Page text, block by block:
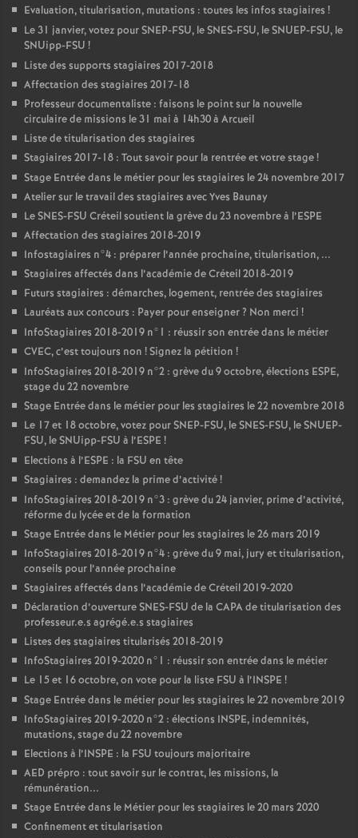
Evaluation, titularisation, mutations : toutes les infos stagiaires !
Le 31 janvier, votez pourSNEP-FSU, leSNES-FSU, leSNUEP-FSU, le
SNUipp-FSU !
Liste des supports stagiaires 2017-2018
Affectation des stagiaires 2017-18
Professeur documentaliste : faisons le point sur la nouvelle
circulaire de missions le 31 mai à 14h30 à Arcueil
Liste de titularisation des stagiaires
Stagiaires 2017-18 : Tout savoir pour la rentrée et votre stage!
Stage Entrée dans le métier pour les stagiaires le 24 novembre 2017
Atelier sur le travail des stagiaires avec Yves Baunay
LeSNES-FSU Créteil soutient la grève du 23 novembre à l’ESPE
Affectation des stagiaires 2018-2019
Infostagiaires n°4 : préparer l’année prochaine, titularisation, ...
Stagiaires affectés dans l’académie de Créteil 2018-2019
Futurs stagiaires : démarches, logement, rentrée des stagiaires
Lauréats aux concours : Payer pour enseigner? Non merci !
InfoStagiaires 2018-2019 n°1 : réussir son entrée dans le métier
CVEC, c’est toujours non ! Signez la pétition !
InfoStagiaires 2018-2019 n°2 : grève du 9 octobre, élections ESPE,
stage du 22 novembre
Stage Entrée dans le métier pour les stagiaires le 22 novembre 2018
Le 17 et 18 octobre, votez pourSNEP-FSU, leSNES-FSU, leSNUEP-
FSU, le SNUipp-FSU à l’ESPE !
Elections à l’ESPE : la FSU en tête
Stagiaires : demandez la prime d’activité!
InfoStagiaires 2018-2019 n°3 : grève du 24 janvier, prime d’activité,
réforme du lycée et de la formation
Stage Entrée dans le Métier pour les stagiaires le 26 mars 2019
InfoStagiaires 2018-2019 n°4 : grève du 9 mai, jury et titularisation,
conseils pour l’année prochaine
Stagiaires affectés dans l’académie de Créteil 2019-2020
Déclaration d’ouvertureSNES-FSU de la CAPAde titularisation des
professeur.e.s agrégé.e.s stagiaires
Listes des stagiaires titularisés 2018-2019
InfoStagiaires 2019-2020 n°1 : réussir son entrée dans le métier
Le 15 et 16 octobre, on vote pour la liste FSU à l’INSPE !
Stage Entrée dans le métier pour les stagiaires le 22 novembre 2019
InfoStagiaires 2019-2020 n°2 : élections INSPE, indemnités,
mutations, stage du 22 novembre
Elections à l’INSPE : la FSU toujours majoritaire
AED prépro : tout savoir sur le contrat, les missions, la
rémunération...
Stage Entrée dans le Métier pour les stagiaires le 20 mars 2020
Confinement et titularisation